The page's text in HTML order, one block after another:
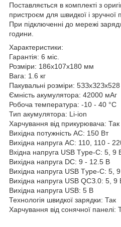
Поставляється в комплекті з
пристроєм для швидкої і зручної
При підключенні до мережі
години.
Характеристики:
Гарантія: 6 міс.
Розміри: 186x107x180 мм
Вага: 1.6 кг
Пакувальні розміри:
Ємність акумулятора: 42000 мAг
Робоча температура: -10 - 40 °C
Тип акумулятора: Li-ion
Харчування від прикурювача: Так
Вихідна потужність AC: 150 Bт
Вихідна напруга AC: 110, 110 -
Bxідна напруга USB Tуpe-C: 5, 9
Вихідна напруга DC: 9 - 12.5 B
Вихідна напруга USB Tуpe-C: 5,
Вихідна напруга USB QCЗ.0: 5, 9
Вихідна напруга USB: 5 B
Технологія швидкої зарядки: Так
Харчування від сонячної панелі: